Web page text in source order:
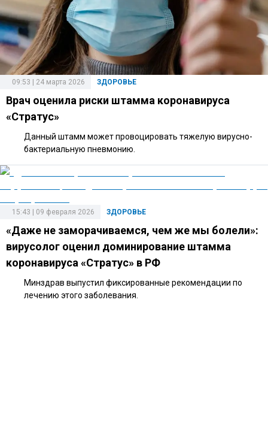
ЗДОРОВЬЕ
09:53 | 24 марта 2026
Врач оценила риски штамма коронавируса
«Стратус»
Данный штамм может провоцировать тяжелую вирусно-
бактериальную пневмонию.
ЗДОРОВЬЕ
15:43 | 09 февраля 2026
«Даже не заморачиваемся, чем же мы болели»:
вирусолог оценил доминирование штамма
коронавируса «Стратус» в РФ
Минздрав выпустил фиксированные рекомендации по
лечению этого заболевания.